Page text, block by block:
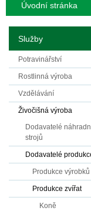
Úvodní stránka
Služby
Potravinářství
Rostlinná výroba
Vzdělávání
Živočišná výroba
Dodavatelé
strojů
Dodavatelé
Produkce výrobků
Produkce zvířat
Koně